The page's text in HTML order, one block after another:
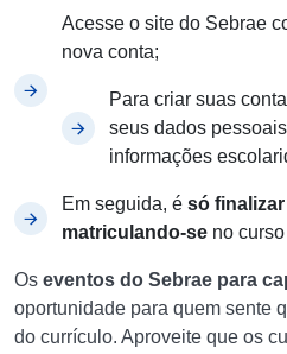
Acesse o site do Sebrae
nova conta;
Para criar suas
seus dados
informações
Em seguida, é só
matriculando-se no
Os eventos do Sebrae para
oportunidade para quem sente
do currículo. Aproveite que os